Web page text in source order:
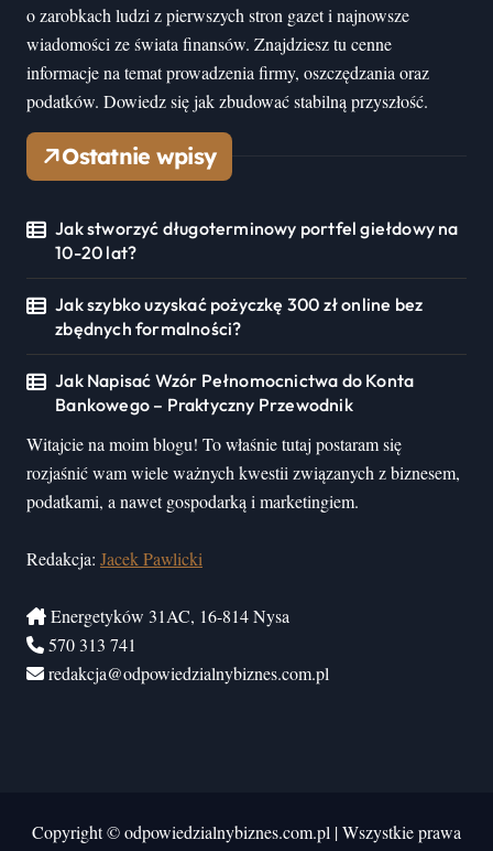
o zarobkach ludzi z pierwszych stron gazet i najnowsze
wiadomości ze świata finansów. Znajdziesz tu cenne
informacje na temat prowadzenia firmy, oszczędzania oraz
podatków. Dowiedz się jak zbudować stabilną przyszłość.
Ostatnie wpisy
Jak stworzyć długoterminowy portfel giełdowy na
10-20 lat?
Jak szybko uzyskać pożyczkę 300 zł online bez
zbędnych formalności?
Jak Napisać Wzór Pełnomocnictwa do Konta
Bankowego – Praktyczny Przewodnik
Witajcie na moim blogu! To właśnie tutaj postaram się
rozjaśnić wam wiele ważnych kwestii związanych z biznesem,
podatkami, a nawet gospodarką i marketingiem.
Redakcja: Jacek Pawlicki
Energetyków 31AC, 16-814 Nysa
570 313 741
redakcja@odpowiedzialnybiznes.com.pl
Copyright © odpowiedzialnybiznes.com.pl |Wszystkie prawa